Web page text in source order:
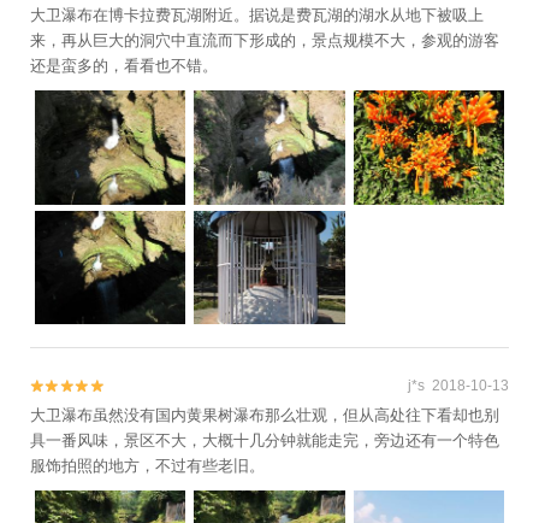
大卫瀑布在博卡拉费瓦湖附近。据说是费瓦湖的湖水从地下被吸上
来，再从巨大的洞穴中直流而下形成的，景点规模不大，参观的游客
还是蛮多的，看看也不错。

 j*s 2018-10-13
大卫瀑布虽然没有国内黄果树瀑布那么壮观，但从高处往下看却也别
具一番风味，景区不大，大概十几分钟就能走完，旁边还有一个特色
服饰拍照的地方，不过有些老旧。